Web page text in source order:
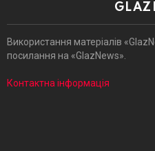
Використання матеріалів
посилання на «GlazNews».
Контактна інформація